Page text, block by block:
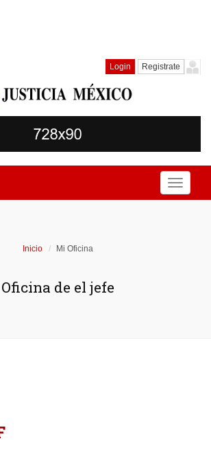
Login Registrate
Toggle
Inicio Mi Oficina
Oficina de el jefe